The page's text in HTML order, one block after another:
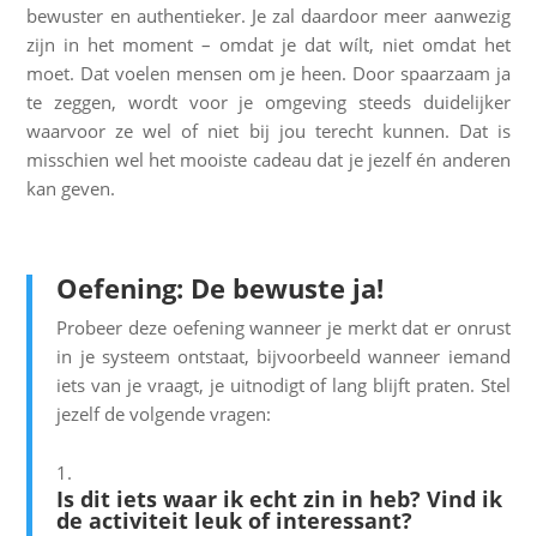
bewuster en authentieker. Je zal daardoor meer aanwezig
zijn in het moment – omdat je dat wílt, niet omdat het
moet. Dat voelen mensen om je heen. Door spaarzaam ja
te zeggen, wordt voor je omgeving steeds duidelijker
waarvoor ze wel of niet bij jou terecht kunnen. Dat is
misschien wel het mooiste cadeau dat je jezelf én anderen
kan geven.
Oefening: De bewuste ja!
Probeer deze oefening wanneer je merkt dat er onrust
in je systeem ontstaat, bijvoorbeeld wanneer iemand
iets van je vraagt, je uitnodigt of lang blijft praten. Stel
jezelf de volgende vragen:
Is dit iets waar ik echt zin in heb? Vind ik
de activiteit leuk of interessant?